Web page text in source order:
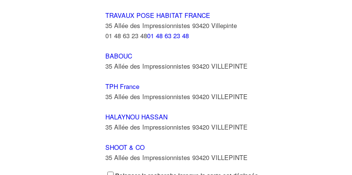
TRAVAUX POSE HABITAT FRANCE
35 Allée des Impressionnistes 93420 Villepinte
01 48 63 23 4801 48 63 23 48
BABOUC
35 Allée des Impressionnistes 93420 VILLEPINTE
TPH France
35 Allée des Impressionnistes 93420 VILLEPINTE
HALAYNOU HASSAN
35 Allée des Impressionnistes 93420 VILLEPINTE
SHOOT & CO
35 Allée des Impressionnistes 93420 VILLEPINTE